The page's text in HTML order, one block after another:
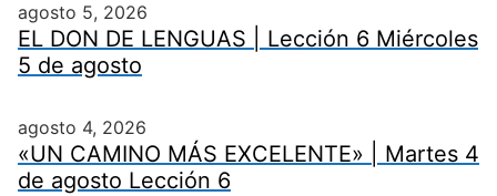
agosto 5, 2026
EL DON DE LENGUAS | Lección 6 Miércoles
5 de agosto
agosto 4, 2026
«UN CAMINO MÁS EXCELENTE» | Martes 4
de agosto Lección 6